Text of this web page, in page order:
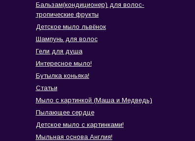
Бальзам(кондиционер) для волос-
тропические фрукты
Детское мыло львёнок
Шампунь для волос
Гели для душа
Интересное мыло!
Бутылка коньяка!
Статьи
Мыло с картинкой (Маша и Медведь)
Пылающее сердце
Детское мыло с картинками!
Мыльная основа Англия!